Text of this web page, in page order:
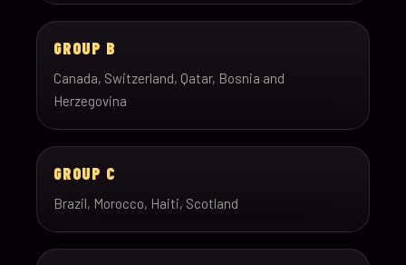
GROUP B
Canada, Switzerland, Qatar, Bosnia and
Herzegovina
GROUP C
Brazil, Morocco, Haiti, Scotland